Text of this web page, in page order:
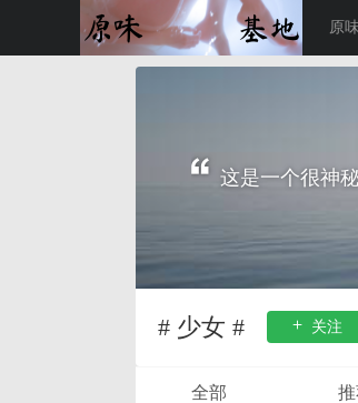
原
这是一个很神
# 少女 # 关注
全部